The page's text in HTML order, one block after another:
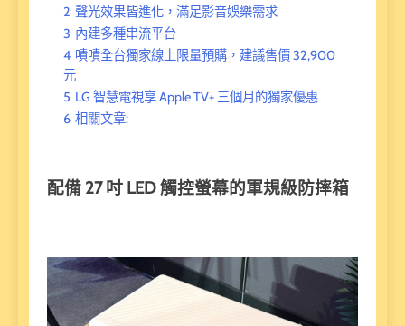
2 聲光效果皆進化，滿足影音娛樂需求
3 內建多種串流平台
4 嘖嘖全台獨家線上限量預購，建議售價 32,900
元
5 LG 智慧電視享 Apple TV+ 三個月的獨家優惠
6 相關文章:
配備 27 吋 LED 觸控螢幕的軍規級防摔箱